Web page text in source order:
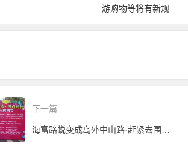
放测试！
游购物等将有新规
范！《厦门经济特区
下一篇